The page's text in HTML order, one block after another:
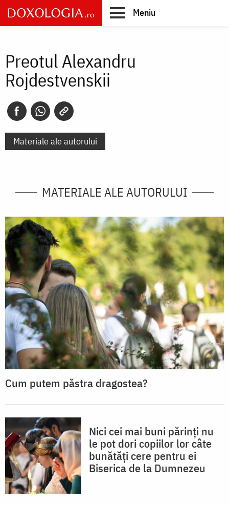
Skip
to
main
Meniu
Preotul Alexandru
Rojdestvenskii
Materiale ale autorului
MATERIALE ALE AUTORULUI
Cum putem păstra dragostea?
Nici cei mai buni părinți nu
le pot dori copiilor lor câte
bunătăți cere pentru ei
Biserica de la Dumnezeu